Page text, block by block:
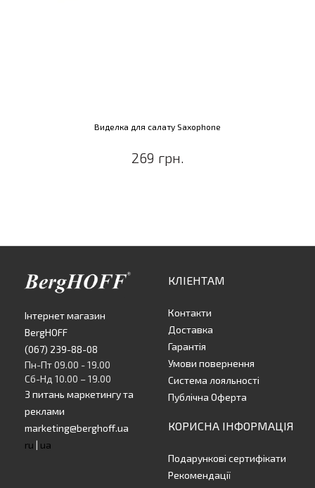
Виделка для салату Saxophone
269 грн.
Інтернет магазин
BergHOFF
(067) 239-88-08
Пн-Пт 09.00 - 19.00
Сб-Нд 10.00 – 19.00
З питань маркетингу та
реклами
marketing@berghoff.ua
ru | ua
КЛІЕНТАМ
Контакти
Доставка
Гарантія
Умови повернення
Система лояльності
Публічна Оферта
КОРИСНА ІНФОРМАЦІЯ
Подарункові сертифікати
Рекомендації